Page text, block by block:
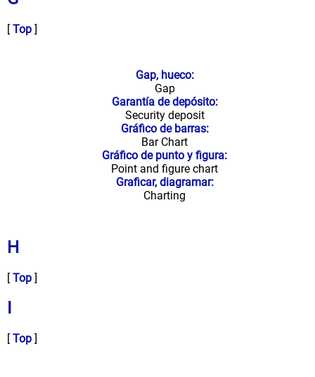
[Top ]
Gap, hueco:
Gap
Garantía de depósito:
Security deposit
Gráfico de barras:
Bar Chart
Gráfico de punto y figura:
Point and figure chart
Graficar, diagramar:
Charting
H
[Top ]
[ Top ]